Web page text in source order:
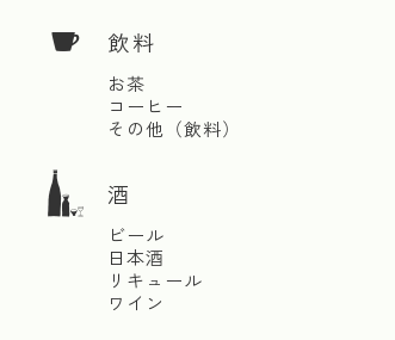
飲料
お茶
コーヒー
その他（飲料）
酒
ビール
日本酒
リキュール
ワイン